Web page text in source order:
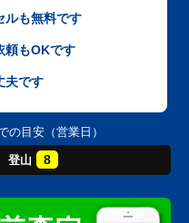
ルも無料です
頼もOKです
夫です
の目安（営業日）
登山 8